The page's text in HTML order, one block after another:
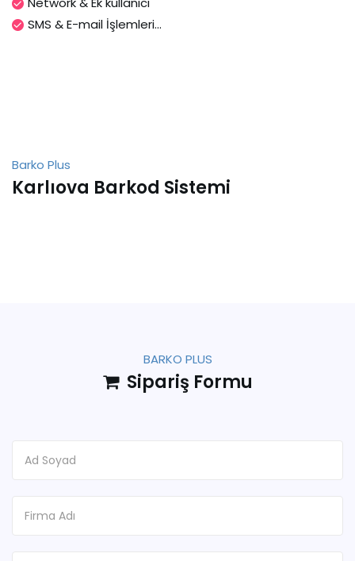
SMS & E-mail İşlemleri...
Barko Plus
Karlıova Barkod Sistemi
BARKO PLUS
Sipariş Formu